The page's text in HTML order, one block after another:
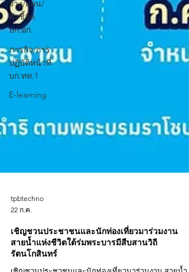
จ้าง/แผน/
ตัวชี้วัด
บก.อก.
ภารกิจ/การ
ปฏิบัติหน้าที่
บก.ทท.1
E-learning
22 ก.ค.
เชิญชวนประชาชนและนักท่องเที่ยวมาร่วมงาน
สายน้ำแห่งชีวิตใต้ร่มพระบารมีสืบสานวิถี